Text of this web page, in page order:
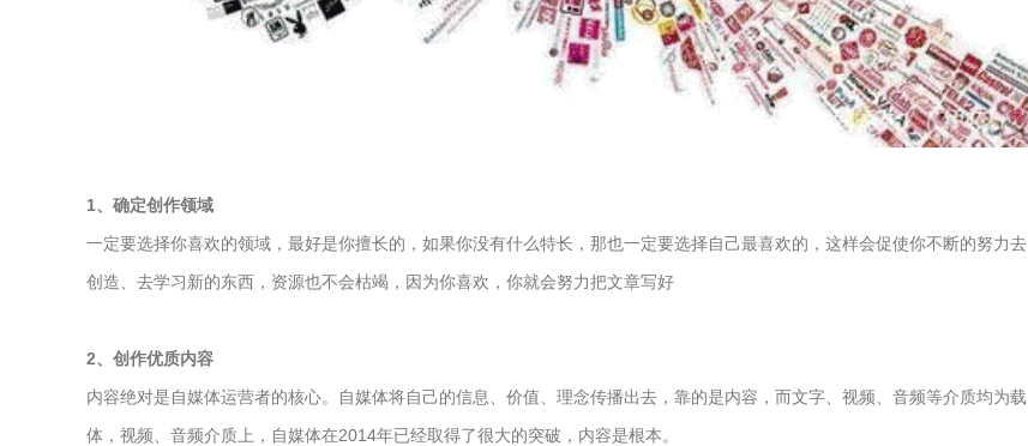
1、确定创作领域
一定要选择你喜欢的领域，最好是你擅长的，如果你没有什么特长，那也一定要选择自己最喜欢的，这样会促使你不断的努力去
创造、去学习新的东西，资源也不会枯竭，因为你喜欢，你就会努力把文章写好
2、创作优质内容
内容绝对是自媒体运营者的核心。自媒体将自己的信息、价值、理念传播出去，靠的是内容，而文字、视频、音频等介质均为载
体，视频、音频介质上，自媒体在2014年已经取得了很大的突破，内容是根本。